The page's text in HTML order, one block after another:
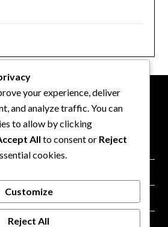
your experience, deliver
and analyze traffic. You can
to allow by clicking
All to consent or Reject
cookies.
Customize
Reject All